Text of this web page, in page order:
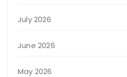
July 2026
June 2026
May 2026